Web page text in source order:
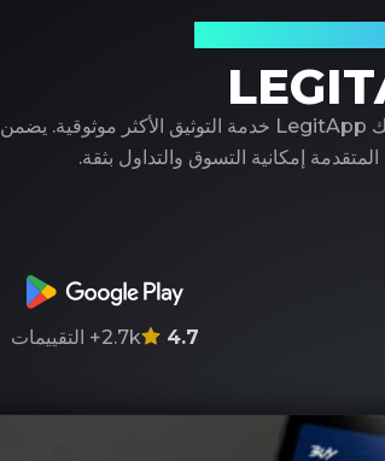
سواء كنت تشتري أو تبيع منتجات فاخرة مستعملة، يوفر لك LegitApp خدمة التوثيق الأكثر موثوقية. يضمن
إمكانية التسوق والتداول بثقة.
4.7
2.7k+ التقييمات